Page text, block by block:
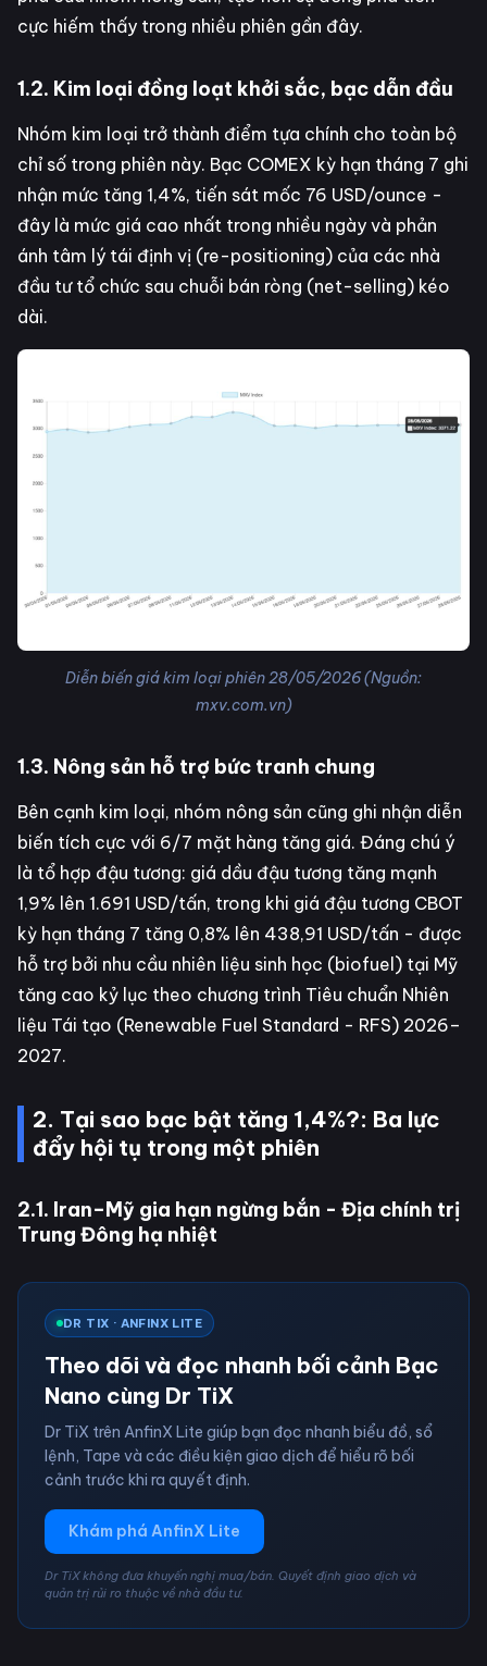
cực hiếm thấy trong nhiều phiên gần đây.
1.2. Kim loại đồng loạt khởi sắc, bạc dẫn đầu
Nhóm kim loại trở thành điểm tựa chính cho toàn bộ
chỉ số trong phiên này. Bạc COMEX kỳ hạn tháng 7 ghi
nhận mức tăng 1,4%, tiến sát mốc 76 USD/ounce -
đây là mức giá cao nhất trong nhiều ngày và phản
ánh tâm lý tái định vị (re-positioning) của các nhà
đầu tư tổ chức sau chuỗi bán ròng (net-selling) kéo
dài.
Diễn biến giá kim loại phiên 28/05/2026 (Nguồn:
mxv.com.vn)
1.3. Nông sản hỗ trợ bức tranh chung
Bên cạnh kim loại, nhóm nông sản cũng ghi nhận diễn
biến tích cực với 6/7 mặt hàng tăng giá. Đáng chú ý
là tổ hợp đậu tương: giá dầu đậu tương tăng mạnh
1,9% lên 1.691 USD/tấn, trong khi giá đậu tương CBOT
kỳ hạn tháng 7 tăng 0,8% lên 438,91 USD/tấn - được
hỗ trợ bởi nhu cầu nhiên liệu sinh học (biofuel) tại Mỹ
tăng cao kỷ lục theo chương trình Tiêu chuẩn Nhiên
liệu Tái tạo (Renewable Fuel Standard - RFS) 2026–
2027.
2. Tại sao bạc bật tăng 1,4%?: Ba lực
đẩy hội tụ trong một phiên
2.1. Iran–Mỹ gia hạn ngừng bắn - Địa chính trị
Trung Đông hạ nhiệt
DR TIX · ANFINX LITE
Theo dõi và đọc nhanh bối cảnh Bạc
Nano cùng Dr TiX
Dr TiX trên AnfinX Lite giúp bạn đọc nhanh biểu đồ, sổ
lệnh, Tape và các điều kiện giao dịch để hiểu rõ bối
cảnh trước khi ra quyết định.
Khám phá AnfinX Lite
Dr TiX không đưa khuyến nghị mua/bán. Quyết định giao dịch và
quản trị rủi ro thuộc về nhà đầu tư.